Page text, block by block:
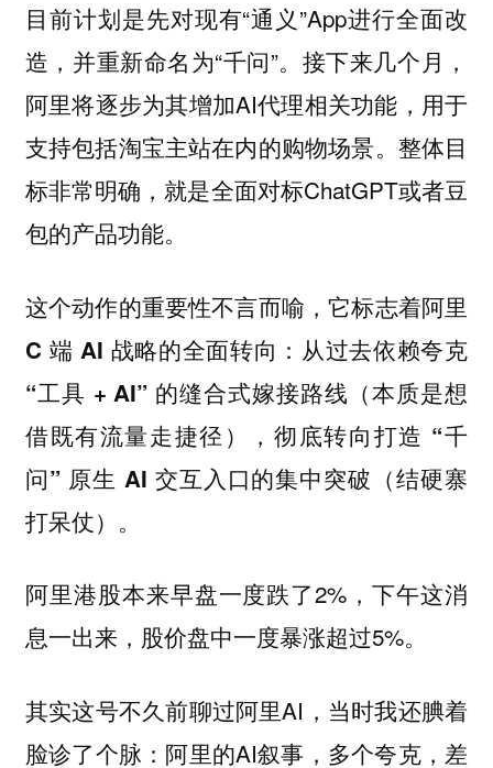
目前计划是先对现有“通义”App进行全面改
造，并重新命名为“千问”。接下来几个月，
阿里将逐步为其增加AI代理相关功能，用于
支持包括淘宝主站在内的购物场景。整体目
标非常明确，就是全面对标ChatGPT或者豆
包的产品功能。
这个动作的重要性不言而喻，它标志着阿里
C 端 AI 战略的全面转向：从过去依赖夸克
“工具 + AI” 的缝合式嫁接路线（本质是想
借既有流量走捷径），彻底转向打造 “千
问” 原生 AI 交互入口的集中突破（结硬寨
打呆仗）。
阿里港股本来早盘一度跌了2%，下午这消
息一出来，股价盘中一度暴涨超过5%。
其实这号不久前聊过阿里AI，当时我还腆着
脸诊了个脉：阿里的AI叙事，多个夸克，差